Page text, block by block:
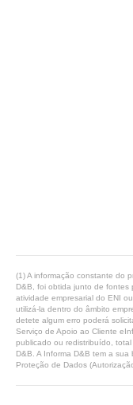
(1) A informação constante do
D&B, foi obtida junto de fontes
atividade empresarial do ENI
utilizá-la dentro do âmbito
detete algum erro poderá
Serviço de Apoio ao Cliente
publicado ou redistribuído,
D&B. A Informa D&B tem a
Proteção de Dados